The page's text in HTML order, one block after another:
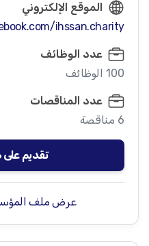
الموقع الإلكتروني
ihssan.charity
عدد الوظائف
100 الوظائف
عدد المناقصات
6 مناقصة
تقديم
عرض ملف